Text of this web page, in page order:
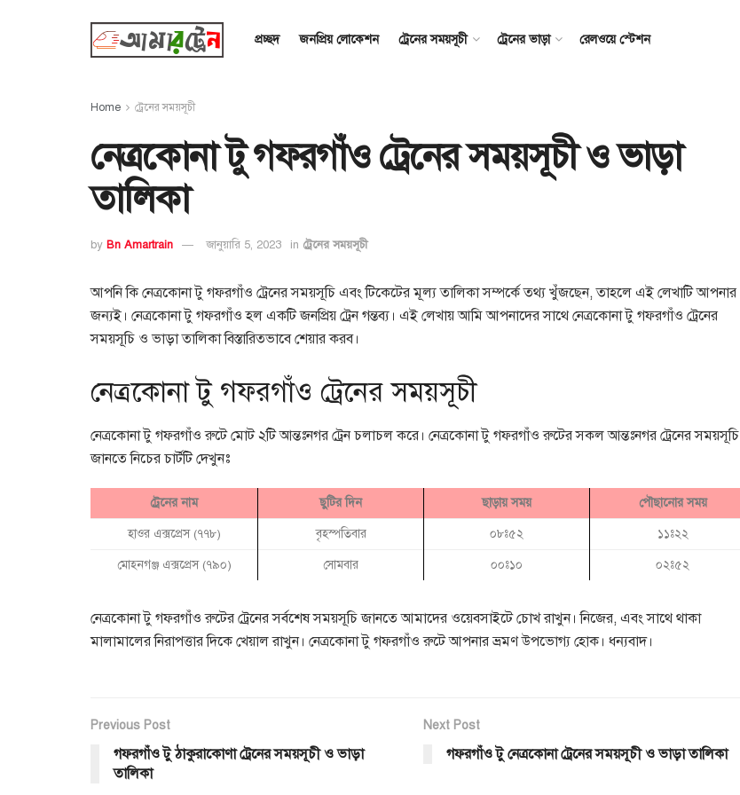
প্রচ্ছদ জনপ্রিয় লোকেশন ট্রেনের সময়সূচী ট্রেনের ভাড়া রেলওয়ে স্টেশন
Home ট্রেনের সময়সূচী
নেত্রকোনা টু গফরগাঁও ট্রেনের সময়সূচী ও ভাড়া
তালিকা
by Bn Amartrain জানুয়ারি 5, 2023 in ট্রেনের সময়সূচী
আপনি কি নেত্রকোনা টু গফরগাঁও ট্রেনের সময়সূচি এবং টিকেটের মূল্য তালিকা সম্পর্কে তথ্য খুঁজছেন, তাহলে এই লেখাটি আপনার
জন্যই। নেত্রকোনা টু গফরগাঁও হল একটি জনপ্রিয় ট্রেন গন্তব্য। এই লেখায় আমি আপনাদের সাথে নেত্রকোনা টু গফরগাঁও ট্রেনের
সময়সূচি ও ভাড়া তালিকা বিস্তারিতভাবে শেয়ার করব।
নেত্রকোনা টু গফরগাঁও ট্রেনের সময়সূচী
নেত্রকোনা টু গফরগাঁও রুটে মোট ২টি আন্তঃনগর ট্রেন চলাচল করে। নেত্রকোনা টু গফরগাঁও রুটের সকল আন্তঃনগর ট্রেনের সময়সূচি
জানতে নিচের চার্টটি দেখুনঃ
ট্রেনের নাম ছুটির দিন ছাড়ায় সময় পৌছানোর সময়
হাওর এক্সপ্রেস (৭৭৮) বৃহস্পতিবার ০৮ঃ৫২ ১১ঃ২২
মোহনগঞ্জ এক্সপ্রেস (৭৯০) সোমবার ০০ঃ১০ ০২ঃ৫২
নেত্রকোনা টু গফরগাঁও রুটের ট্রেনের সর্বশেষ সময়সূচি জানতে আমাদের ওয়েবসাইটে চোখ রাখুন। নিজের, এবং সাথে থাকা
মালামালের নিরাপত্তার দিকে খেয়াল রাখুন। নেত্রকোনা টু গফরগাঁও রুটে আপনার ভ্রমণ উপভোগ্য হোক। ধন্যবাদ।
Previous Post
গফরগাঁও টু ঠাকুরাকোণা ট্রেনের সময়সূচী ও ভাড়া
তালিকা
Next Post
গফরগাঁও টু নেত্রকোনা ট্রেনের সময়সূচী ও ভাড়া তালিকা